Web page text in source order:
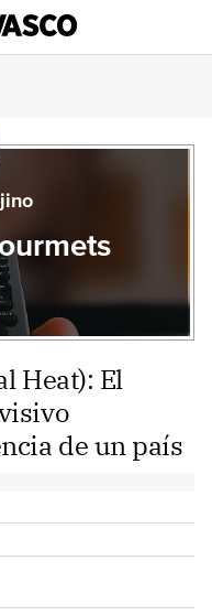
Heat): El
de un país